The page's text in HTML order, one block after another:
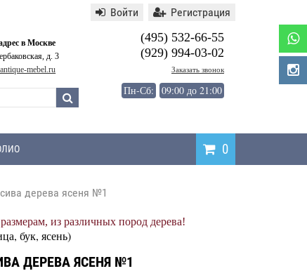
в Москве
д. 3
mebel.ru
(495) 532-66-55
(929) 994-03-02
Заказать звонок
Пн-Сб: 09:00 до 21:00
Войти Регистрация
0
дерева ясеня №1
из различных пород дерева!
бук, ясень)
ДЕРЕВА ЯСЕНЯ №1